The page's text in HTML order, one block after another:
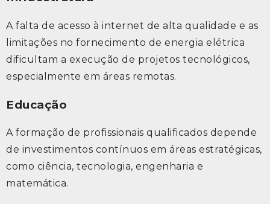
A falta de acesso à internet de alta qualidade e as
limitações no fornecimento de energia elétrica
dificultam a execução de projetos tecnológicos,
especialmente em áreas remotas.
Educação
A formação de profissionais qualificados depende
de investimentos contínuos em áreas estratégicas,
como ciência, tecnologia, engenharia e
matemática.